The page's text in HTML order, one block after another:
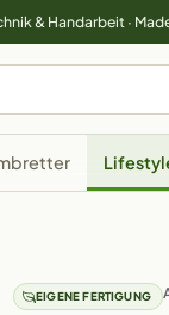
& Handarbeit ·
EIGENE FERTIGUNG